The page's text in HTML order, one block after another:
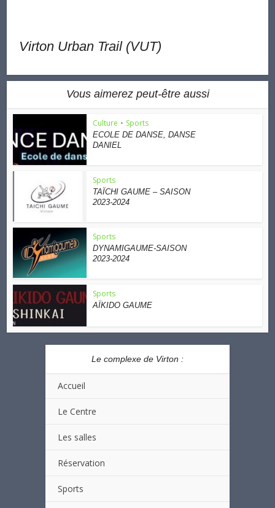
Virton Urban Trail (VUT)
Vous aimerez peut-être aussi
Culture • Sports
ECOLE DE DANSE, DANSE
DANIEL
Sports
TAÏCHI GAUME – SAISON
2023-2024
Sports
DYNAMIGAUME-SAISON
2023-2024
Sports
AÏKIDO GAUME
Le complexe de Virton :
Accueil
Le Centre
Les salles
Réservation
Sports